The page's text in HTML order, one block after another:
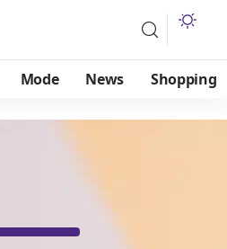
Mode News Shopping